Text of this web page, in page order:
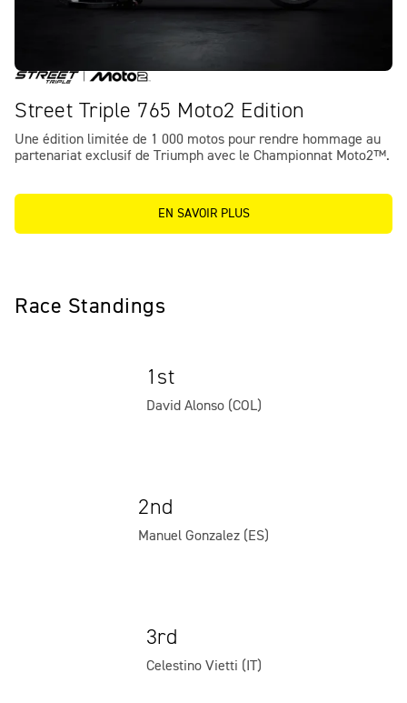
Street Triple 765 Moto2 Edition
Une édition limitée de 1 000 motos pour rendre hommage au
partenariat exclusif de Triumph avec le Championnat Moto2™.
EN SAVOIR PLUS
Race Standings
1st
David Alonso (COL)
2nd
Manuel Gonzalez (ES)
3rd
Celestino Vietti (IT)